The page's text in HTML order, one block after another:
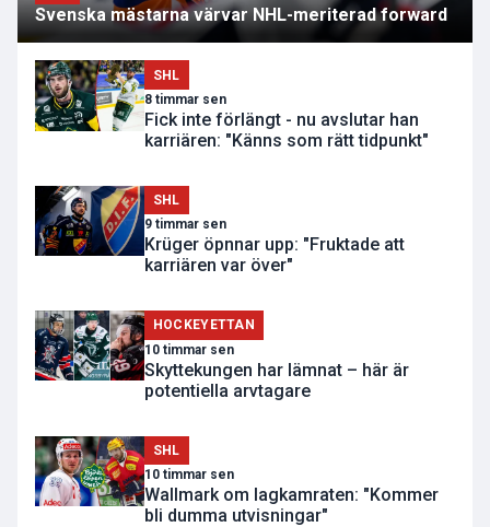
Svenska mästarna värvar NHL-meriterad forward
SHL
8 timmar sen
Fick inte förlängt - nu avslutar han
karriären: "Känns som rätt tidpunkt"
SHL
9 timmar sen
Krüger öpnnar upp: "Fruktade att
karriären var över"
HOCKEYETTAN
10 timmar sen
Skyttekungen har lämnat – här är
potentiella arvtagare
SHL
10 timmar sen
Wallmark om lagkamraten: "Kommer
bli dumma utvisningar"